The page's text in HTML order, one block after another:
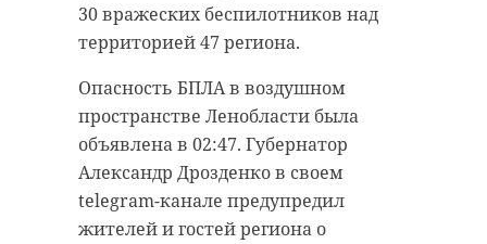
30 вражеских беспилотников над
территорией 47 региона.
Опасность БПЛА в воздушном
пространстве Ленобласти была
объявлена в 02:47. Губернатор
Александр Дрозденко в своем
telegram-канале предупредил
жителей и гостей региона о